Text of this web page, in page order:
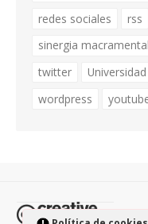
redes sociales
rss
sinergia macramental
twitter
wordpress